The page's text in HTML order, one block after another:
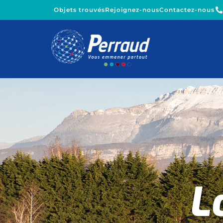
Objets trouvésRejoignez-nousContactez-nous